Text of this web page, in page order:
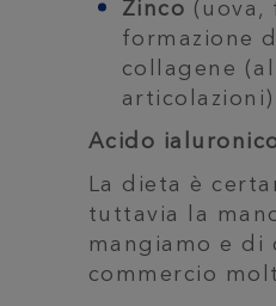
Zinco (uova,
formazione
collagene
articolazioni)
Acido
La dieta è
tuttavia la
mangiamo e di
commercio